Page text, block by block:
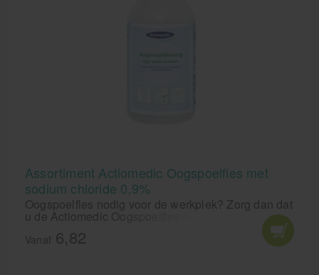
Assortiment Actiomedic Oogspoelfles met
sodium chloride 0,9%
Oogspoelfles nodig voor de werkplek? Zorg dan dat
u de Actiomedic Oogspoelfles met sodium chloride
0,9% in huis heeft. Voor spoelen van ogen bij stof,
splinters of vuil.
Vanaf 6,82